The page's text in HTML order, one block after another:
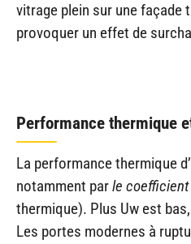
vitrage plein sur une façade
provoquer un effet de
Performance thermique
La performance thermique
notamment parle coefficient
thermique). Plus Uw est
Les portes modernes à